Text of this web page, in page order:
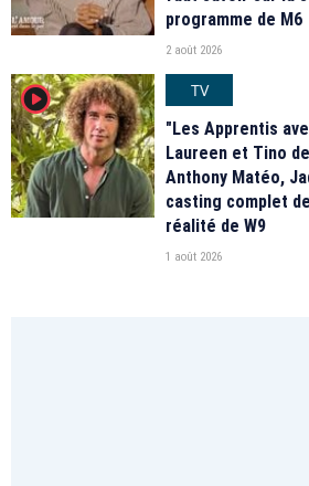
programme de M6
2 août 2026
player2
TV
"Les Apprentis
Laureen et Tino
Anthony Matéo,
casting complet
réalité de W9
1 août 2026